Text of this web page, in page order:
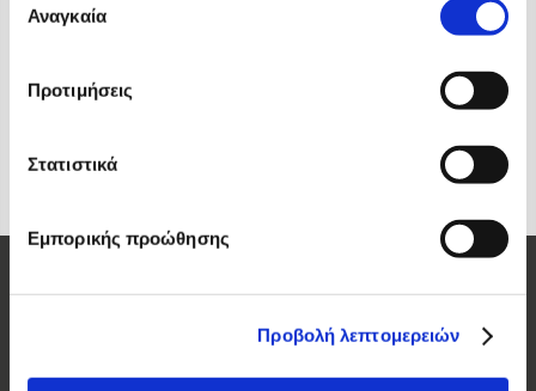
των υπηρεσιών τους.
συγκατάθεσης
Αναγκαία
Προτιμήσεις
Στατιστικά
Εμπορικής προώθησης
Προβολή λεπτομερειών